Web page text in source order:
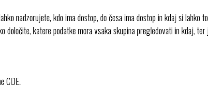
nadzorujete, kdo ima dostop, do česa ima dostop in kdaj si lahko
katere podatke mora vsaka skupina pregledovati in kdaj,
CDE.